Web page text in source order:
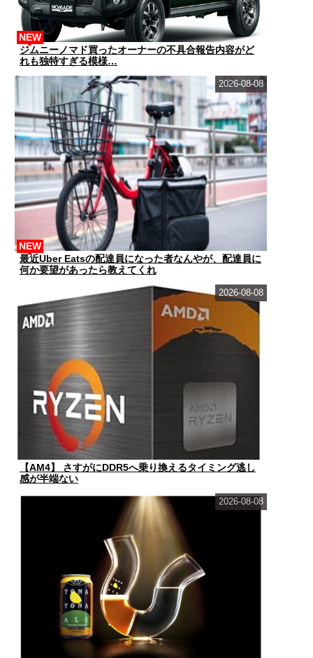
ジムニーノマド買ったオーナーの不具合報告内容がど
れも独特すぎる模様…
NEW
最近Uber Eatsの配達員になった者なんやが、配達員に
何か要望があったら教えてくれ
NEW
2026-08-08
【AM4】 さすがにDDR5へ乗り換えるタイミング逃し
感が半端ない
2026-08-08
2026-08-08